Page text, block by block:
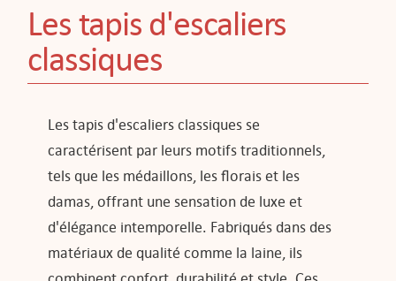
Les tapis d'escaliers
classiques
Les tapis d'escaliers classiques se
caractérisent par leurs motifs traditionnels,
tels que les médaillons, les florais et les
damas, offrant une sensation de luxe et
d'élégance intemporelle. Fabriqués dans des
matériaux de qualité comme la laine, ils